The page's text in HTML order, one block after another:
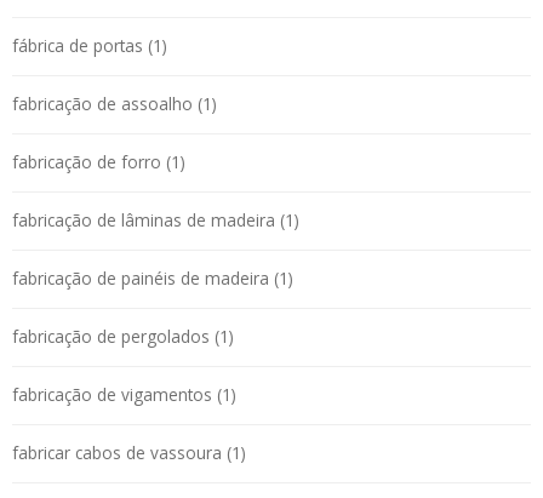
fábrica de portas (1)
fabricação de assoalho (1)
fabricação de forro (1)
fabricação de lâminas de madeira (1)
fabricação de painéis de madeira (1)
fabricação de pergolados (1)
fabricação de vigamentos (1)
fabricar cabos de vassoura (1)